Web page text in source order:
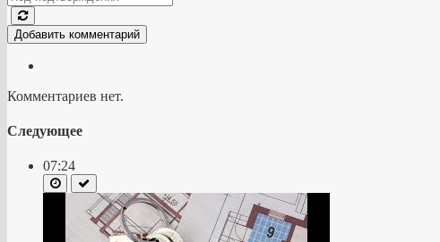
Добавить комментарий
Комментариев нет.
Следующее
07:24